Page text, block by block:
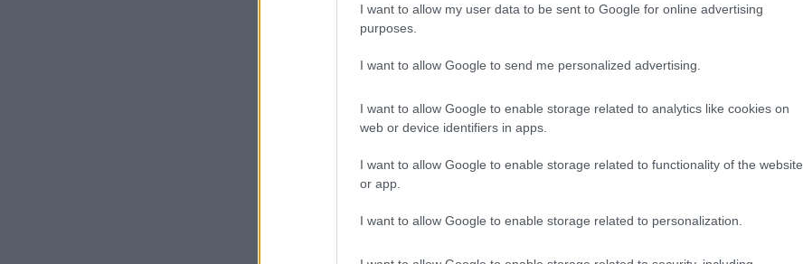
I want to allow my user data to be sent to Google for online advertising
purposes.
I want to allow Google to send me personalized advertising.
I want to allow Google to enable storage related to analytics like cookies on
web or device identifiers in apps.
I want to allow Google to enable storage related to functionality of the website
or app.
I want to allow Google to enable storage related to personalization.